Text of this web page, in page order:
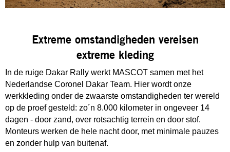
Extreme omstandigheden vereisen
extreme kleding
In de ruige Dakar Rally werkt MASCOT samen met het
Nederlandse Coronel Dakar Team. Hier wordt onze
werkkleding onder de zwaarste omstandigheden ter wereld
op de proef gesteld: zo´n 8.000 kilometer in ongeveer 14
dagen - door zand, over rotsachtig terrein en door stof.
Monteurs werken de hele nacht door, met minimale pauzes
en zonder hulp van buitenaf.